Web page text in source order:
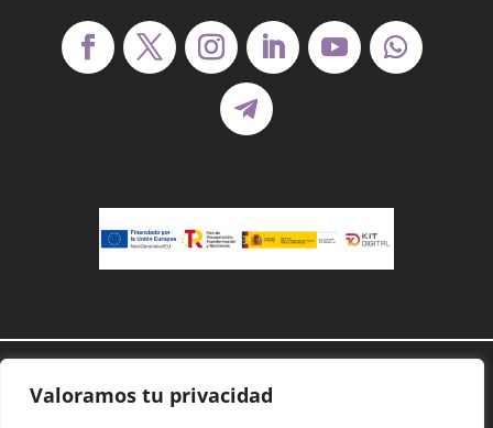
Valoramos tu privacidad
reservados©